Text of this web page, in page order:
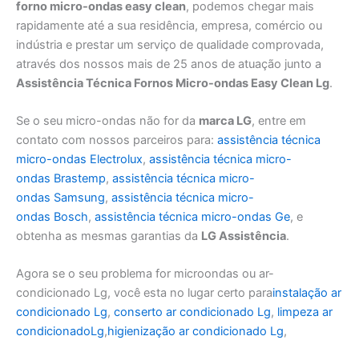
forno micro-ondas easy clean, podemos chegar mais
rapidamente até a sua residência, empresa, comércio ou
indústria e prestar um serviço de qualidade comprovada,
através dos nossos mais de 25 anos de atuação junto a
Assistência Técnica Fornos Micro-ondas Easy Clean Lg.
Se o seu micro-ondas não for da marca LG, entre em
contato com nossos parceiros para: assistência técnica
micro-ondas Electrolux, assistência técnica micro-
ondas Brastemp, assistência técnica micro-
ondas Samsung, assistência técnica micro-
ondas Bosch, assistência técnica micro-ondas Ge, e
obtenha as mesmas garantias da LG Assistência.
Agora se o seu problema for microondas ou ar-
condicionado Lg, você esta no lugar certo parainstalação ar
condicionado Lg, conserto ar condicionado Lg, limpeza ar
condicionadoLg,higienização ar condicionado Lg,